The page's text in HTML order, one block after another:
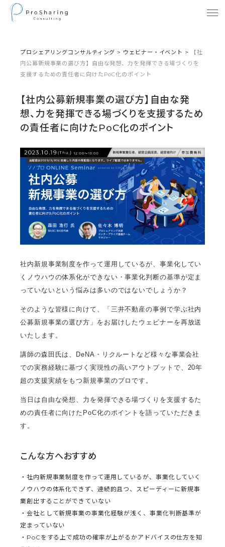
プロシェアリングコンサルティング > ウェビナー・イベント >
【社
内公募新規事業の選び方】自由な発想、力を発揮できる場づくりを
支援するための責任者に向けたPoC化のポイント
【社内公募新規事業の選び方】自由な発
想、力を発揮できる場づくりを支援するため
の責任者に向けたPoC化のポイント
社内新規事業制度を作って運用しているが、事業化してい
くノウハウの体系化ができない・事業化判断の基準が定ま
っていないという悩みは多いのではないでしょうか？
そのような皆様に向けて、「三井不動産の事例で学ぶ社内
公募新規事業の選び方」をお届けしたウェビナーを再放送
いたします。
講師の森田氏は、DeNA・リクルートなど様々な事業会社
での実務経験に基づく実現性の高いアウトプットで、20年
超の支援実績をもつ新規事業のプロです。
当日は自由な発想、力を発揮できる場づくりを支援するた
めの責任者に向けたPoC化のポイントを語っていただきま
す。
こんな方へおすすめ
・社内新規事業制度を作って運用しているが、事業化していく
ノウハウの体系化できず、連続的且つ、スピーディーに新規事
業創出することができていない
・会社として新規事業の事業化経験が浅く、事業化判断基準が
定まっていない
・PoCをする上で成功の確率が上がるかアドバイスの仕方を知